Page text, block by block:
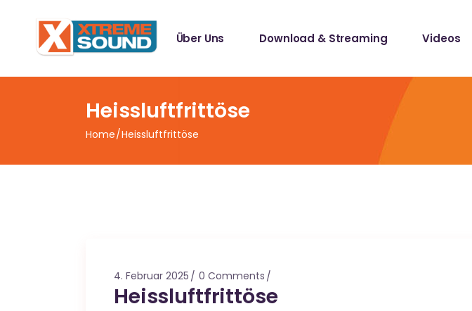
Über Uns Download & Streaming
Mallotze Records
Videos
Sampler
Heissluftfrittöse
Home Heissluftfrittöse
4. Februar 2025 0 Comments
Heissluftfrittöse